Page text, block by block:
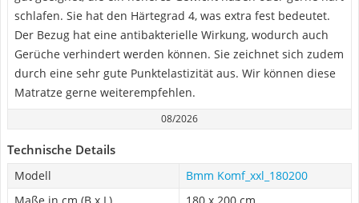
schlafen. Sie hat den Härtegrad 4, was extra fest bedeutet.
Der Bezug hat eine antibakterielle Wirkung, wodurch auch
Gerüche verhindert werden können. Sie zeichnet sich zudem
durch eine sehr gute Punktelastizität aus. Wir können diese
Matratze gerne weiterempfehlen.
08/2026
Technische Details
Modell
Bmm Komf_xxl_180200